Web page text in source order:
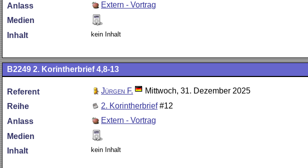
Anlass
Extern - Vortrag
Medien
Inhalt
kein Inhalt
B2249 2. Korintherbrief 4,8-13
Referent Jürgen F.
Mittwoch, 31. Dezember 2025
Reihe
2. Korintherbrief#12
Anlass
Extern - Vortrag
Medien
Inhalt
kein Inhalt